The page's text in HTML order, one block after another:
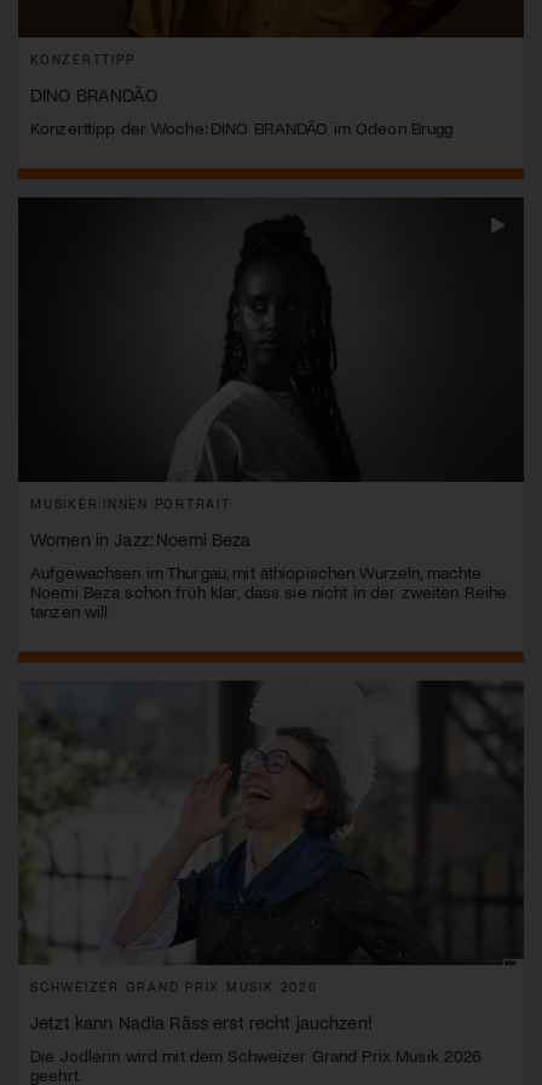
KONZERTTIPP
DINO BRANDÃO
Konzerttipp der Woche: DINO BRANDÃO im Odeon Brugg
MUSIKER:INNEN PORTRAIT
Women in Jazz: Noemi Beza
Aufgewachsen im Thurgau, mit äthiopischen Wurzeln, machte
Noemi Beza schon früh klar, dass sie nicht in der zweiten Reihe
tanzen will
SCHWEIZER GRAND PRIX MUSIK 2026
Jetzt kann Nadia Räss erst recht jauchzen!
Die Jodlerin wird mit dem Schweizer Grand Prix Musik 2026
geehrt.